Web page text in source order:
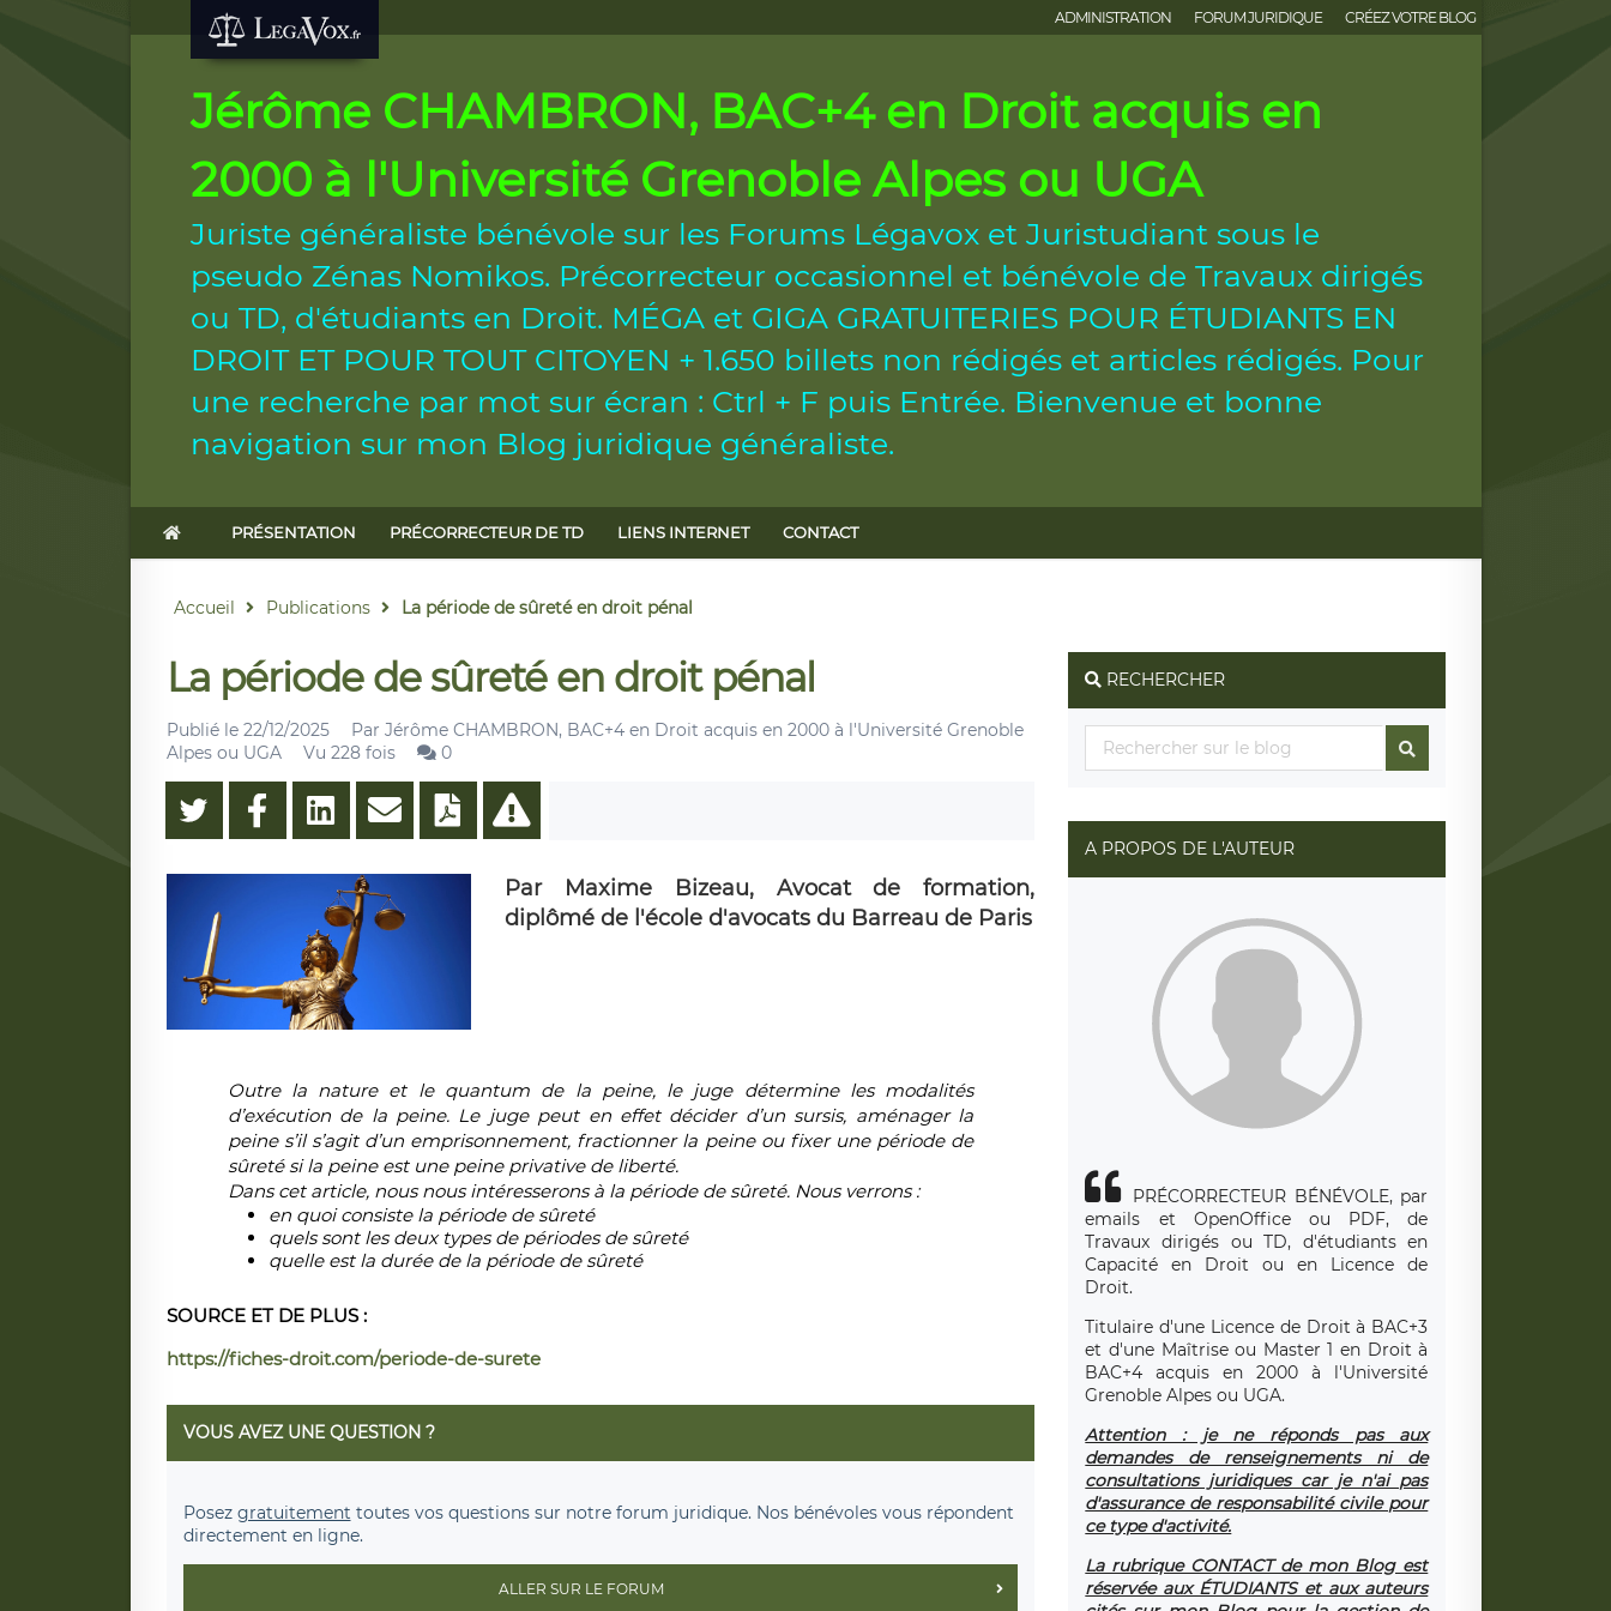
ADMINISTRATION FORUM JURIDIQUE CRÉEZ VOTRE BLOG
Jérôme CHAMBRON, BAC+4 en Droit acquis en
2000 à l'Université Grenoble Alpes ou UGA
Juriste généraliste bénévole sur les Forums Légavox et Juristudiant sous le
pseudo Zénas Nomikos. Précorrecteur occasionnel et bénévole de Travaux dirigés
ou TD, d'étudiants en Droit. MÉGA et GIGA GRATUITERIES POUR ÉTUDIANTS EN
DROIT ET POUR TOUT CITOYEN + 1.650 billets non rédigés et articles rédigés. Pour
une recherche par mot sur écran : Ctrl + F puis Entrée. Bienvenue et bonne
navigation sur mon Blog juridique généraliste.
PRÉSENTATION PRÉCORRECTEUR DE TD LIENS INTERNET CONTACT
Accueil Publications La période de sûreté en droit pénal
La période de sûreté en droit pénal
Publié le 22/12/2025 Par Jérôme CHAMBRON, BAC+4 en Droit acquis en 2000 à l'Université Grenoble
Alpes ou UGA
Vu 228 fois 0
Par Maxime Bizeau, Avocat de formation,
diplômé de l'école d'avocats du Barreau de Paris
Outre la nature et le quantum de la peine, le juge détermine les modalités
d’exécution de la peine. Le juge peut en effet décider d’un sursis, aménager la
peine s’il s’agit d’un emprisonnement, fractionner la peine ou fixer une période de
sûreté si la peine est une peine privative de liberté.
Dans cet article, nous nous intéresserons à la période de sûreté. Nous verrons :
en quoi consiste la période de sûreté
quels sont les deux types de périodes de sûreté
quelle est la durée de la période de sûreté
SOURCE ET DE PLUS :
https://fiches-droit.com/periode-de-surete
VOUS AVEZ UNE QUESTION ?
Posez gratuitement toutes vos questions sur notre forum juridique. Nos bénévoles vous répondent
directement en ligne.
ALLER SUR LE FORUM
RECHERCHER
A PROPOS DE L'AUTEUR
PRÉCORRECTEUR BÉNÉVOLE, par
emails et OpenOffice ou PDF, de
Travaux dirigés ou TD, d'étudiants en
Capacité en Droit ou en Licence de
Droit.
Titulaire d'une Licence de Droit à BAC+3
et d'une Maîtrise ou Master 1 en Droit à
BAC+4 acquis en 2000 à l'Université
Grenoble Alpes ou UGA.
Attention : je ne réponds pas aux
demandes de renseignements ni de
consultations juridiques car je n'ai pas
d'assurance de responsabilité civile pour
ce type d'activité.
La rubrique CONTACT de mon Blog est
réservée aux ÉTUDIANTS et aux auteurs